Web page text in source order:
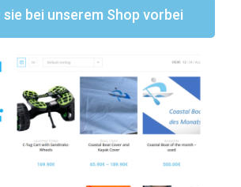
sie bei unserem Shop vorbei